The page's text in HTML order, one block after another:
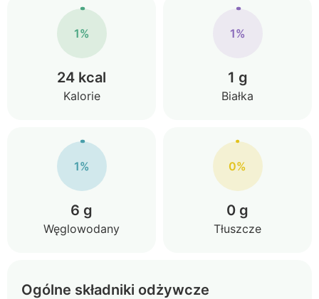
1%
24 kcal
Kalorie
1%
1 g
Białka
1%
6 g
Węglowodany
0%
0 g
Tłuszcze
Ogólne składniki odżywcze